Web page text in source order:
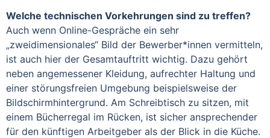
Welche technischen Vorkehrungen sind zu treffen?
Auch wenn Online-Gespräche ein sehr
„zweidimensionales“ Bild der Bewerber*innen vermitteln,
ist auch hier der Gesamtauftritt wichtig. Dazu gehört
neben angemessener Kleidung, aufrechter Haltung und
einer störungsfreien Umgebung beispielsweise der
Bildschirmhintergrund. Am Schreibtisch zu sitzen, mit
einem Bücherregal im Rücken, ist sicher ansprechender
für den künftigen Arbeitgeber als der Blick in die Küche.